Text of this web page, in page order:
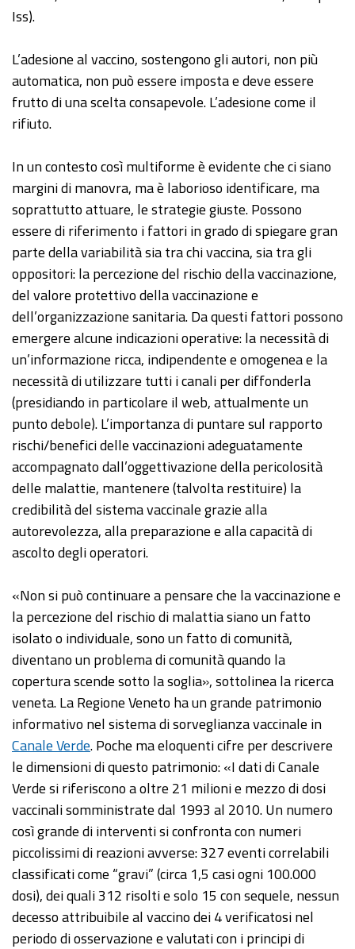
Iss).
L’adesione al vaccino, sostengono gli autori, non più
automatica, non può essere imposta e deve essere
frutto di una scelta consapevole. L’adesione come il
rifiuto.
In un contesto così multiforme è evidente che ci siano
margini di manovra, ma è laborioso identificare, ma
soprattutto attuare, le strategie giuste. Possono
essere di riferimento i fattori in grado di spiegare gran
parte della variabilità sia tra chi vaccina, sia tra gli
oppositori: la percezione del rischio della vaccinazione,
del valore protettivo della vaccinazione e
dell’organizzazione sanitaria. Da questi fattori possono
emergere alcune indicazioni operative: la necessità di
un’informazione ricca, indipendente e omogenea e la
necessità di utilizzare tutti i canali per diffonderla
(presidiando in particolare il web, attualmente un
punto debole). L’importanza di puntare sul rapporto
rischi/benefici delle vaccinazioni adeguatamente
accompagnato dall’oggettivazione della pericolosità
delle malattie, mantenere (talvolta restituire) la
credibilità del sistema vaccinale grazie alla
autorevolezza, alla preparazione e alla capacità di
ascolto degli operatori.
«Non si può continuare a pensare che la vaccinazione e
la percezione del rischio di malattia siano un fatto
isolato o individuale, sono un fatto di comunità,
diventano un problema di comunità quando la
copertura scende sotto la soglia», sottolinea la ricerca
veneta. La Regione Veneto ha un grande patrimonio
informativo nel sistema di sorveglianza vaccinale in
Canale Verde. Poche ma eloquenti cifre per descrivere
le dimensioni di questo patrimonio: «I dati di Canale
Verde si riferiscono a oltre 21 milioni e mezzo di dosi
vaccinali somministrate dal 1993 al 2010. Un numero
così grande di interventi si confronta con numeri
piccolissimi di reazioni avverse: 327 eventi correlabili
classificati come “gravi” (circa 1,5 casi ogni 100.000
dosi), dei quali 312 risolti e solo 15 con sequele, nessun
decesso attribuibile al vaccino dei 4 verificatosi nel
periodo di osservazione e valutati con i principi di